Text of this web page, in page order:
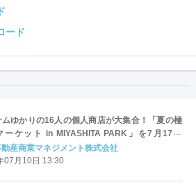
ード
ムゆかりの16人の個人商店が大集合！「夏の極
ーケット in MIYASHITA PARK」を7月17日
より4日間限定で開催
産商業マネジメント株式会社
07月10日 13:30